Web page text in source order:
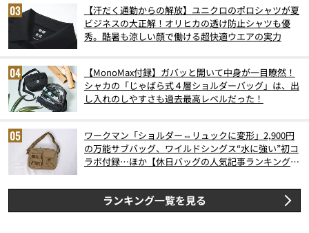
【汗だく通勤からの解放】ユニクロのポロシャツが夏
ビジネスの大正解！オリヒカの透け防止シャツも優
秀。酷暑も涼しい顔で働ける超快適ウエアの実力
【MonoMax付録】ガバッと開いて中身が一目瞭然！
シャカの「じゃばら式４層ショルダーバッグ」は、出
し入れのしやすさも過去最高レベルだった！
ワークマン「ショルダー⇔リュックに変形」2,900円
の万能サブバッグ、ワイルドシングス“水に強い”初コ
ラボ付録…ほか【休日バッグの人気記事ランキングベ
ランキング一覧を見る